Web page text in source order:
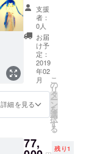
exhibiti
on
pnom
penh 入
選作品
かぐや
姫
78×37c
Pastel,
acrylic
，ink
on
sepape
r 上半分
支援
者：
0人
お届
け予
定：
2019
年02
月
詳細を見る
こ
の
リ
タ
ー
ン
を
選
択
す
る
77, 残り1